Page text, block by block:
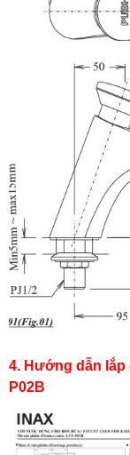
4. Hướng dẫn
P02B